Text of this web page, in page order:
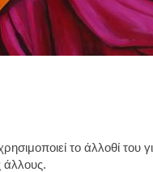
το άλλοθί του
άλλους.